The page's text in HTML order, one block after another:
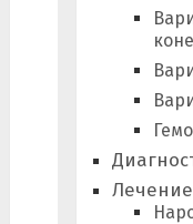
Лечение